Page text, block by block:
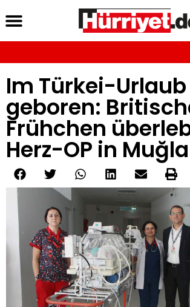
Im Türkei-Urlaub
geboren:
Frühchen
Herz-OP in Muğla